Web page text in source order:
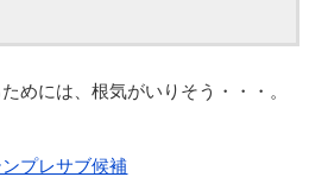
めには、根気がいりそう・・・。
プレサブ候補